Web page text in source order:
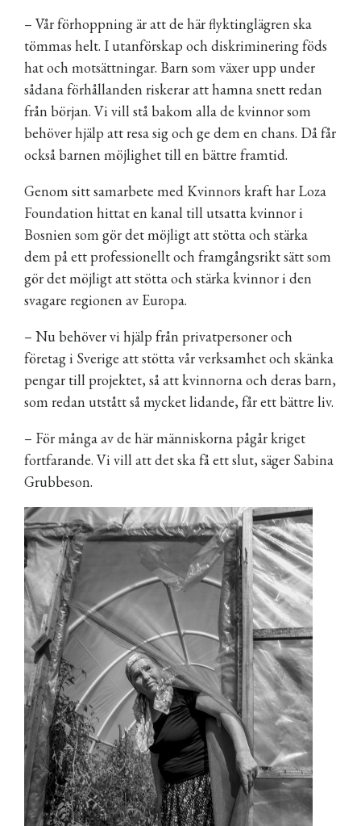
– Vår förhoppning är att de här flyktinglägren ska
tömmas helt. I utanförskap och diskriminering föds
hat och motsättningar. Barn som växer upp under
sådana förhållanden riskerar att hamna snett redan
från början. Vi vill stå bakom alla de kvinnor som
behöver hjälp att resa sig och ge dem en chans. Då får
också barnen möjlighet till en bättre framtid.
Genom sitt samarbete med Kvinnors kraft har Loza
Foundation hittat en kanal till utsatta kvinnor i
Bosnien som gör det möjligt att stötta och stärka
dem på ett professionellt och framgångsrikt sätt som
gör det möjligt att stötta och stärka kvinnor i den
svagare regionen av Europa.
– Nu behöver vi hjälp från privatpersoner och
företag i Sverige att stötta vår verksamhet och skänka
pengar till projektet, så att kvinnorna och deras barn,
som redan utstått så mycket lidande, får ett bättre liv.
– För många av de här människorna pågår kriget
fortfarande. Vi vill att det ska få ett slut, säger Sabina
Grubbeson.